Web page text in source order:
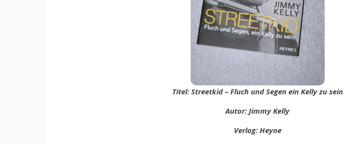
Titel: Streetkid – Fluch und Segen ein Kelly zu sein
Autor: Jimmy Kelly
Verlag: Heyne